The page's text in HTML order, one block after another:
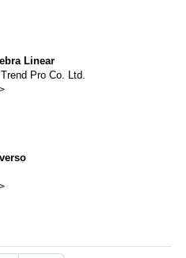
Linear
Trend Pro Co. Ltd.